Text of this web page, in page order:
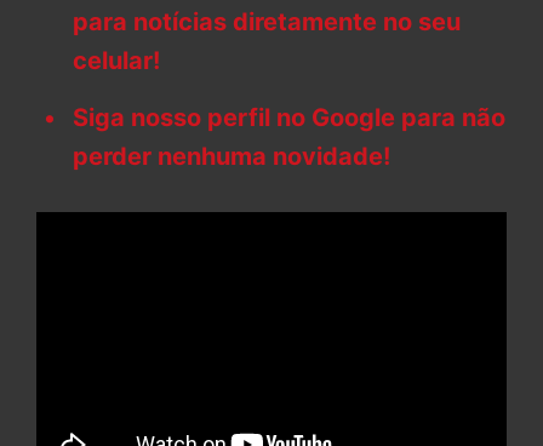
para notícias diretamente no seu
celular!
Siga nosso perfil no Google para não
perder nenhuma novidade!